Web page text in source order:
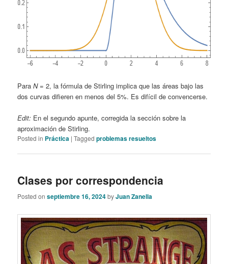
ParaN= 2, la fórmula de Stirling implica que las áreas bajo las
dos curvas difieren en menos del 5%. Es difícil de convencerse.
Edit: En el segundo apunte, corregida la sección sobre la
aproximación de Stirling.
Posted in Práctica |Tagged problemas resueltos
Clases por correspondencia
Posted onseptiembre 16, 2024byJuan Zanella